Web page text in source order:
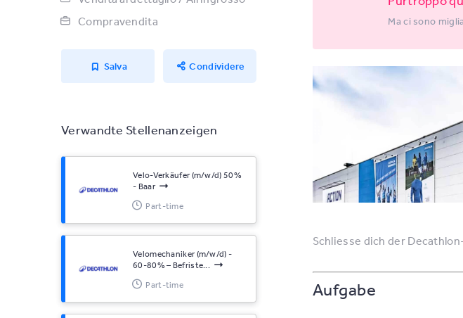
Compravendita
Salva Condividere
Verwandte Stellenanzeigen
Velo-Verkäufer (m/w/d) 50%
- Baar
Part-time
Velomechaniker (m/w/d) -
60-80% – Befriste...
Part-time
Ma ci sono
Schliesse dich der
Aufgabe